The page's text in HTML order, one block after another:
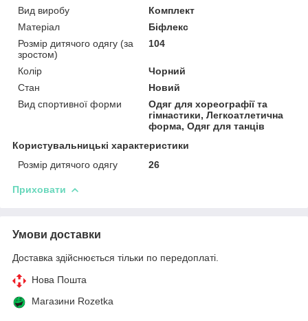
Вид виробу
Комплект
Матеріал
Біфлекс
Розмір дитячого одягу (за
зростом)
104
Колір
Чорний
Стан
Новий
Вид спортивної форми
Одяг для хореографії та
гімнастики, Легкоатлетична
форма, Одяг для танців
Користувальницькі характеристики
Розмір дитячого одягу
26
Приховати
Умови доставки
Доставка здійснюється тільки по передоплаті.
Нова Пошта
Магазини Rozetka